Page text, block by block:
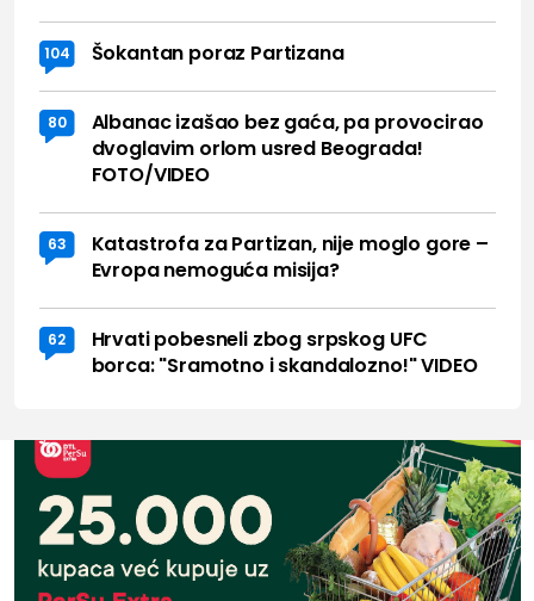
104 Šokantan poraz Partizana
80
Albanac izašao bez gaća, pa provocirao
dvoglavim orlom usred Beograda!
FOTO/VIDEO
63
Katastrofa za Partizan, nije moglo gore –
Evropa nemoguća misija?
62
Hrvati pobesneli zbog srpskog UFC
borca: "Sramotno i skandalozno!" VIDEO